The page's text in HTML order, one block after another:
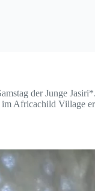
der Junge
Africachild Village